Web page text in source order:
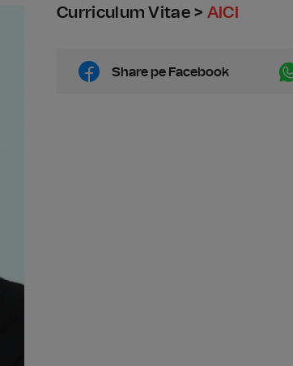
Curriculum Vitae > AICI
Share pe Facebook